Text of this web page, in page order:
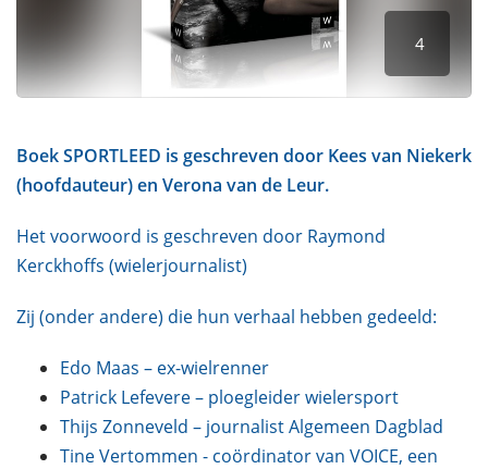
o
p
1
3
m
2
0
4
e
4
Boek SPORTLEED is geschreven door Kees van Niekerk
(hoofdauteur) en Verona van de Leur.
Het voorwoord is geschreven door Raymond
Kerckhoffs (wielerjournalist)
Zij (onder andere) die hun verhaal hebben gedeeld:
Edo Maas – ex-wielrenner
Patrick Lefevere – ploegleider wielersport
Thijs Zonneveld – journalist Algemeen Dagblad
Tine Vertommen - coördinator van VOICE, een